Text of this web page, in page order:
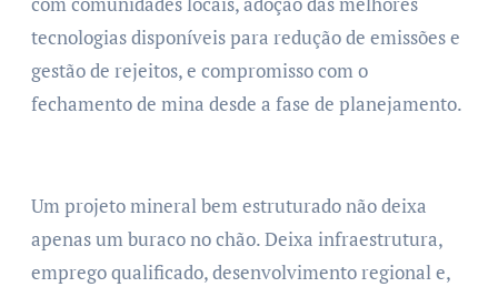
tecnologias disponíveis para redução de emissões e
gestão de rejeitos, e compromisso com o
fechamento de mina desde a fase de planejamento.
Um projeto mineral bem estruturado não deixa
apenas um buraco no chão. Deixa infraestrutura,
emprego qualificado, desenvolvimento regional e,